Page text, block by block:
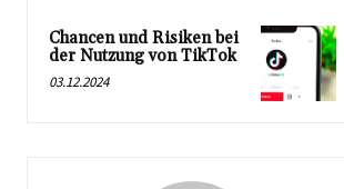
Chancen und Risiken bei
der Nutzung von TikTok
03.12.2024